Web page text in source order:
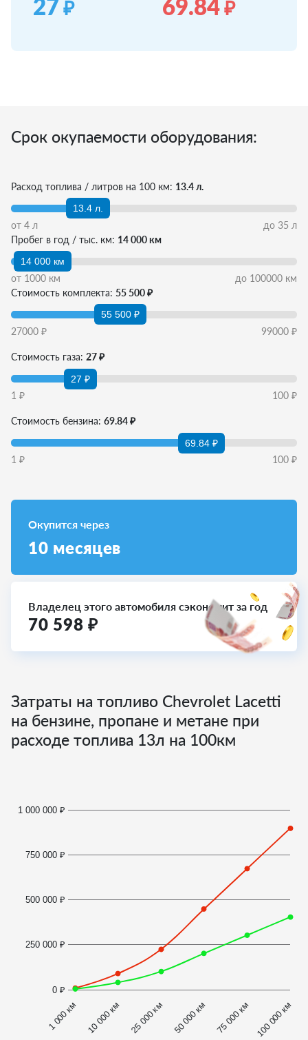
27 ₽ 69.84₽
Срок окупаемости оборудования:
Расход топлива / литров на 100 км: 13.4 л.
13.4 л.
от 4 л до 35 л
Пробег в год / тыс. км: 14 000 км
14 000 км
от 1000 км до 100000 км
Стоимость комплекта: 55 500 ₽
55 500 ₽
27000 ₽ 99000 ₽
Стоимость газа: 27 ₽
27 ₽
1 ₽ 100 ₽
Стоимость бензина: 69.84 ₽
69.84 ₽
1 ₽ 100 ₽
Окупится через
10 месяцев
Владелец этого автомобиля сэкономит за год
70 598 ₽
Затраты на топливо Chevrolet Lacetti
на бензине, пропане и метане при
расходе топлива 13л на 100км
1 000 км 10 000 км 25 000 км 50 000 км 75 000 км 100 000 км
0 ₽
1 000 000 ₽
250 000 ₽
500 000 ₽
750 000 ₽